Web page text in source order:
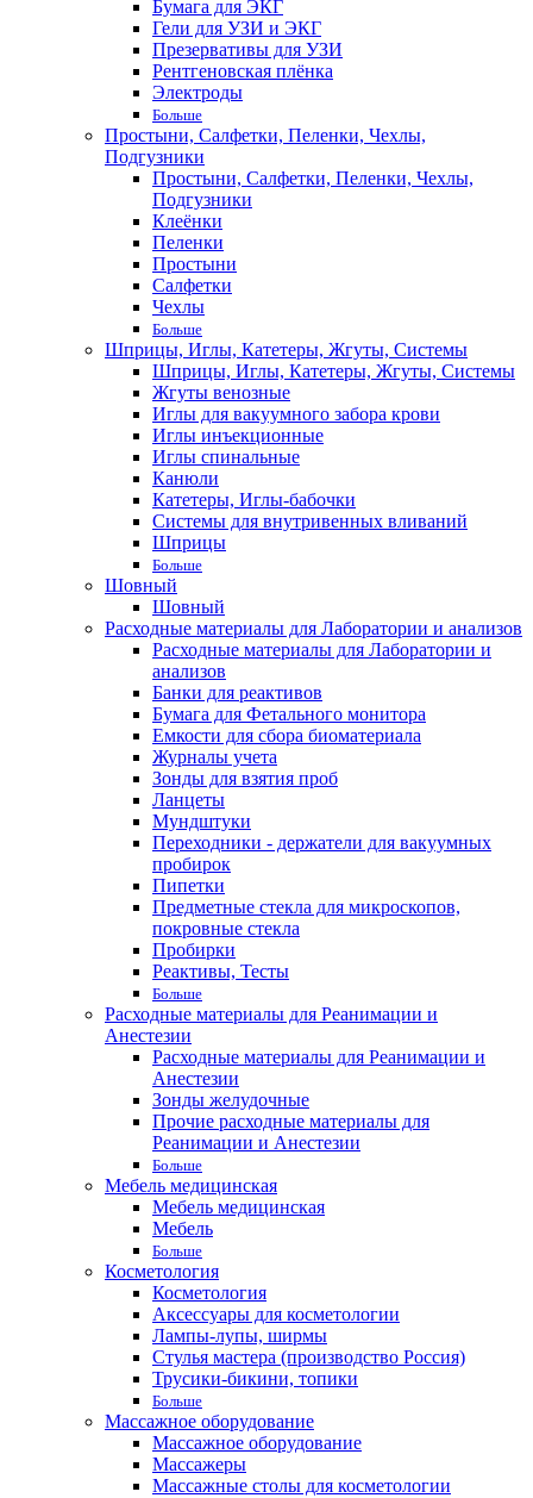
Бумага для ЭКГ
Гели для УЗИ и ЭКГ
Презервативы для УЗИ
Рентгеновская плёнка
Электроды
Больше
Простыни, Салфетки, Пеленки, Чехлы,
Подгузники
Простыни, Салфетки, Пеленки, Чехлы,
Подгузники
Клеёнки
Пеленки
Простыни
Салфетки
Чехлы
Больше
Шприцы, Иглы, Катетеры, Жгуты, Системы
Шприцы, Иглы, Катетеры, Жгуты, Системы
Жгуты венозные
Иглы для вакуумного забора крови
Иглы инъекционные
Иглы спинальные
Канюли
Катетеры, Иглы-бабочки
Системы для внутривенных вливаний
Шприцы
Больше
Шовный
Шовный
Расходные материалы для Лаборатории и анализов
Расходные материалы для Лаборатории и
анализов
Банки для реактивов
Бумага для Фетального монитора
Емкости для сбора биоматериала
Журналы учета
Зонды для взятия проб
Ланцеты
Мундштуки
Переходники - держатели для вакуумных
пробирок
Пипетки
Предметные стекла для микроскопов,
покровные стекла
Пробирки
Реактивы, Тесты
Больше
Расходные материалы для Реанимации и
Анестезии
Расходные материалы для Реанимации и
Анестезии
Зонды желудочные
Прочие расходные материалы для
Реанимации и Анестезии
Больше
Мебель медицинская
Мебель медицинская
Мебель
Больше
Косметология
Косметология
Аксессуары для косметологии
Лампы-лупы, ширмы
Стулья мастера (производство Россия)
Трусики-бикини, топики
Больше
Массажное оборудование
Массажное оборудование
Массажеры
Массажные столы для косметологии